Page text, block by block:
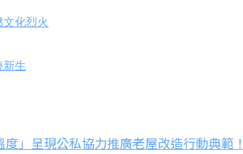
化烈火
新生
度」呈現公私協力推廣老屋改造行動典範